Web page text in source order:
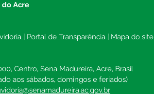
do Acre
| Portal de Transparência | Mapa do site
Centro, Sena Madureira, Acre, Brasil
aos sábados, domingos e feriados)